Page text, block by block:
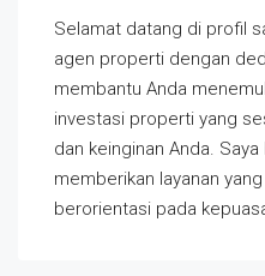
Selamat datang di profil
agen properti dengan
membantu Anda
investasi properti yang
dan keinginan Anda.
memberikan layanan
berorientasi pada